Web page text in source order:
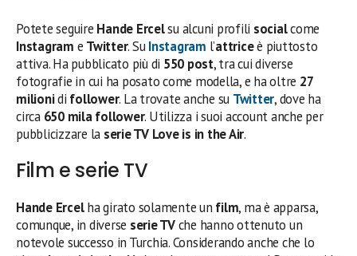
Potete seguire Hande Ercelsu alcuni profili socialcome
Instagram e Twitter. SuInstagram l’attriceè piuttosto
attiva. Ha pubblicato più di 550 post, tra cui diverse
fotografie in cui ha posato come modella, e ha oltre 27
milionidi follower. La trovate anche su Twitter, dove ha
circa 650 mila follower. Utilizza i suoi account anche per
pubblicizzare la serie TV Love is in the Air.
Film e serie TV
Hande Ercelha girato solamente un film, ma è apparsa,
comunque, in diverse serie TVche hanno ottenuto un
notevole successo in Turchia. Considerando anche che lo